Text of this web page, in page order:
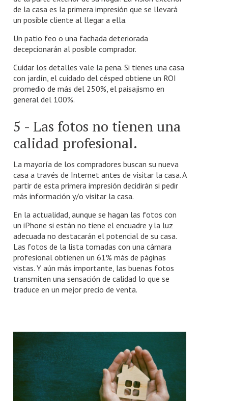
de la casa es la primera impresión que se llevará
un posible cliente al llegar a ella.
Un patio feo o una fachada deteriorada
decepcionarán al posible comprador.
Cuidar los detalles vale la pena. Si tienes una casa
con jardín, el cuidado del césped obtiene un ROI
promedio de más del 250%, el paisajismo en
general del 100%.
5 - Las fotos no tienen una
calidad profesional.
La mayoría de los compradores buscan su nueva
casa a través de Internet antes de visitar la casa. A
partir de esta primera impresión decidirán si pedir
más información y/o visitar la casa.
En la actualidad, aunque se hagan las fotos con
un iPhone si están no tiene el encuadre y la luz
adecuada no destacarán el potencial de su casa.
Las fotos de la lista tomadas con una cámara
profesional obtienen un 61% más de páginas
vistas. Y aún más importante, las buenas fotos
transmiten una sensación de calidad lo que se
traduce en un mejor precio de venta.